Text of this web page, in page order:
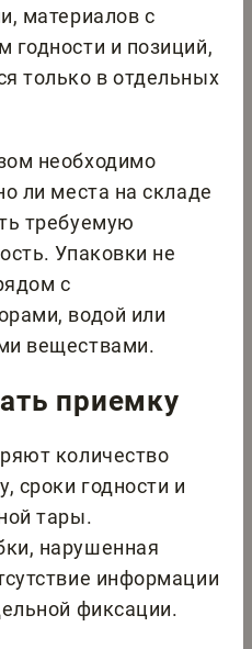
материалов с
годности и позиций,
только в отдельных
необходимо
ли места на складе
требуемую
Упаковки не
с
водой или
веществами.
приемку
количество
сроки годности и
тары.
нарушенная
информации
фиксации.